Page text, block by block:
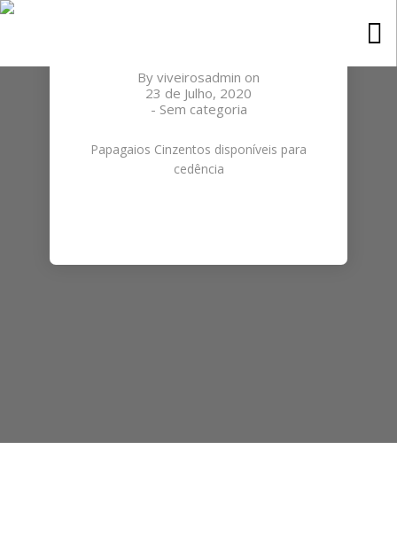
By viveirosadmin on
23 de Julho, 2020
- Sem categoria
Papagaios Cinzentos disponíveis para
cedência